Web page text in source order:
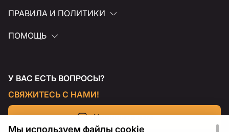
ПРАВИЛА И ПОЛИТИКИ
ПОМОЩЬ
У ВАС ЕСТЬ ВОПРОСЫ?
СВЯЖИТЕСЬ С НАМИ!
Напишите нам
Мы используем файлы cookie